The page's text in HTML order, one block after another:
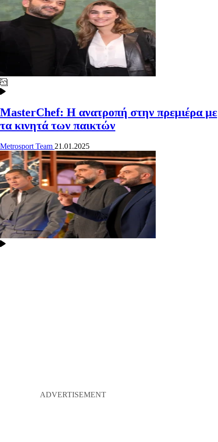
MasterChef: Η ανατροπή στην πρεμιέρα με
τα κινητά των παικτών
Metrosport Team 21.01.2025